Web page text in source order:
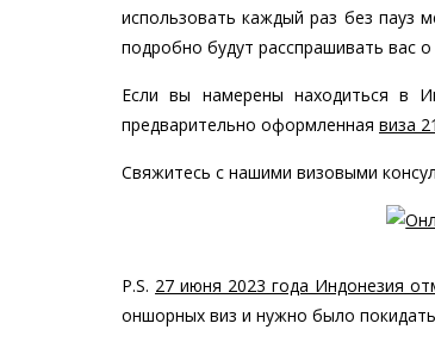
использовать каждый раз без пауз
подробно будут расспрашивать вас о
Если вы намерены находиться в
предварительно оформленная виза
Свяжитесь с нашими визовыми
P.S. 27 июня 2023 года Индонезия
оншорных виз и нужно было